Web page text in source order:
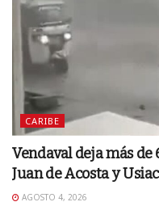
CARIBE
Vendaval deja más
Juan de Acosta y
AGOSTO 4, 2026